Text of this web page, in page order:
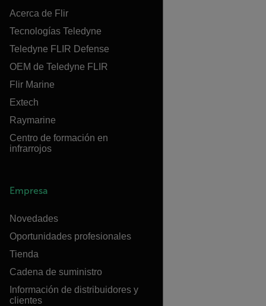
Acerca de Flir
Tecnologías Teledyne
Teledyne FLIR Defense
OEM de Teledyne FLIR
Flir Marine
Extech
Raymarine
Centro de formación en
infrarrojos
Empresa
Novedades
Oportunidades profesionales
Tienda
Cadena de suministro
Información de distribuidores y
clientes